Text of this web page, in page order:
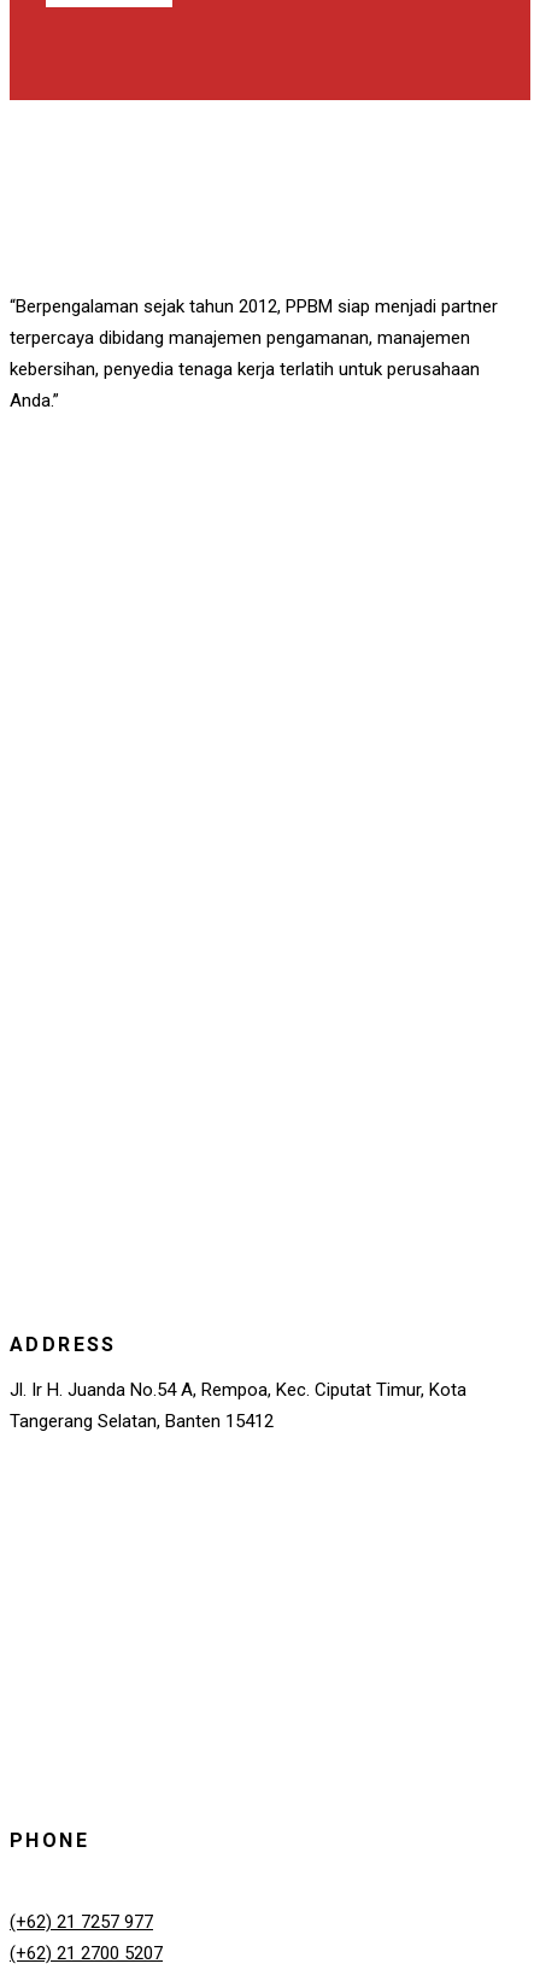
“Berpengalaman sejak tahun 2012, PPBM siap menjadi partner
terpercaya dibidang manajemen pengamanan, manajemen
kebersihan, penyedia tenaga kerja terlatih untuk perusahaan
Anda.”
ADDRESS
Jl. Ir H. Juanda No.54 A, Rempoa, Kec. Ciputat Timur, Kota
Tangerang Selatan, Banten 15412
PHONE
(+62) 21 7257 977
(+62) 21 2700 5207